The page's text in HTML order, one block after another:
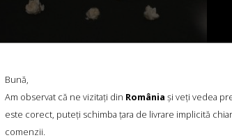
PRODUSE
Bună,
Am observat că ne vizitați din România și veți vedea
este corect, puteți schimba țara de livrare implicită
comenzii.